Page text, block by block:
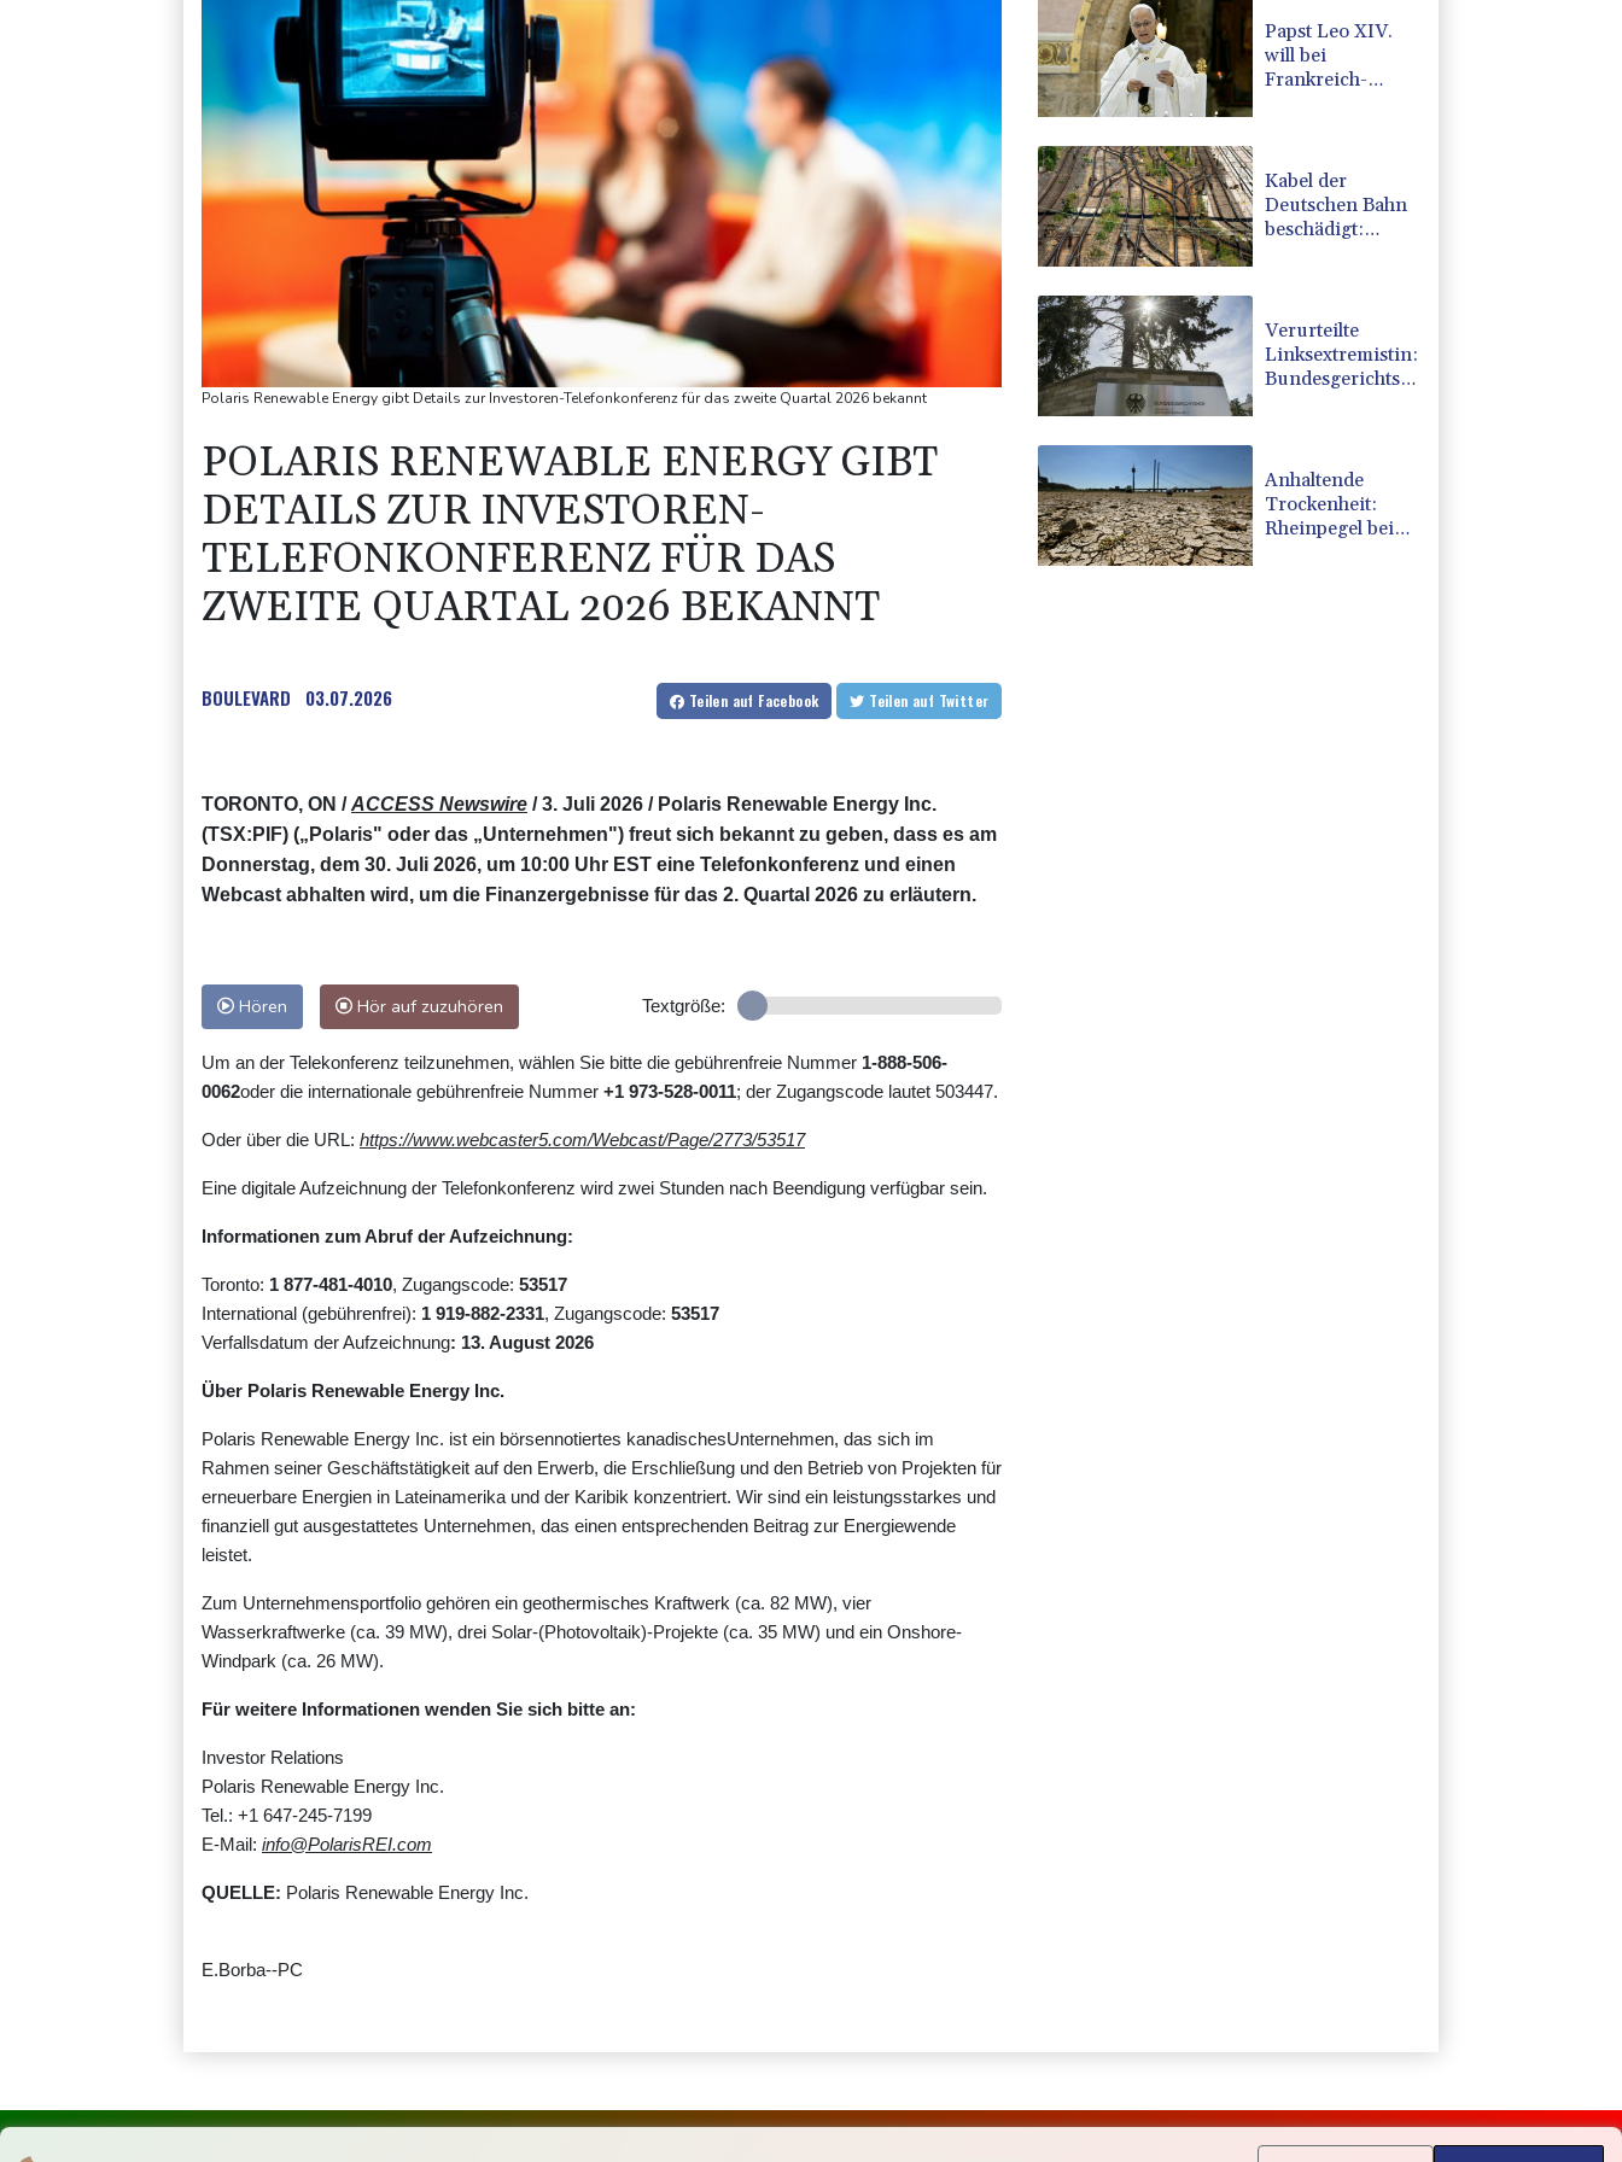
Polaris Renewable Energy gibt Details zur Investoren-Telefonkonferenz für das zweite Quartal 2026 bekannt
POLARIS RENEWABLE ENERGY GIBT
DETAILS ZUR INVESTOREN-
TELEFONKONFERENZ FÜR DAS
ZWEITE QUARTAL 2026 BEKANNT
BOULEVARD 03.07.2026 Teilen auf Facebook Teilen auf Twitter
TORONTO, ON /ACCESS Newswire / 3. Juli 2026 / Polaris Renewable Energy Inc.
(TSX:PIF) („Polaris" oder das „Unternehmen") freut sich bekannt zu geben, dass es am
Donnerstag, dem 30. Juli 2026, um 10:00 Uhr EST eine Telefonkonferenz und einen
Webcast abhalten wird, um die Finanzergebnisse für das 2. Quartal 2026 zu erläutern.
Hören Hör auf zuzuhören Textgröße:
Um an der Telekonferenz teilzunehmen, wählen Sie bitte die gebührenfreie Nummer 1-888-506-
0062oder die internationale gebührenfreie Nummer +1 973-528-0011; der Zugangscode lautet 503447.
Oder über die URL: https://www.webcaster5.com/Webcast/Page/2773/53517
Eine digitale Aufzeichnung der Telefonkonferenz wird zwei Stunden nach Beendigung verfügbar sein.
Informationen zum Abruf der Aufzeichnung:
Toronto: 1 877-481-4010, Zugangscode: 53517
International (gebührenfrei): 1 919-882-2331, Zugangscode: 53517
Verfallsdatum der Aufzeichnung: 13. August 2026
Über Polaris Renewable Energy Inc.
Polaris Renewable Energy Inc. ist ein börsennotiertes kanadischesUnternehmen, das sich im
Rahmen seiner Geschäftstätigkeit auf den Erwerb, die Erschließung und den Betrieb von Projekten für
erneuerbare Energien in Lateinamerika und der Karibik konzentriert. Wir sind ein leistungsstarkes und
finanziell gut ausgestattetes Unternehmen, das einen entsprechenden Beitrag zur Energiewende
leistet.
Zum Unternehmensportfolio gehören ein geothermisches Kraftwerk (ca. 82 MW), vier
Wasserkraftwerke (ca. 39 MW), drei Solar-(Photovoltaik)-Projekte (ca. 35 MW) und ein Onshore-
Windpark (ca. 26 MW).
Für weitere Informationen wenden Sie sich bitte an:
Investor Relations
Polaris Renewable Energy Inc.
Tel.: +1 647-245-7199
E-Mail: info@PolarisREI.com
QUELLE: Polaris Renewable Energy Inc.
E.Borba--PC
Papst Leo XIV.
will bei
Frankreich-
Kabel der
Deutschen Bahn
beschädigt:
Sabotage
Verurteilte
Linksextremistin:
Bundesgerichtshof
Anhaltende
Trockenheit:
Rheinpegel bei